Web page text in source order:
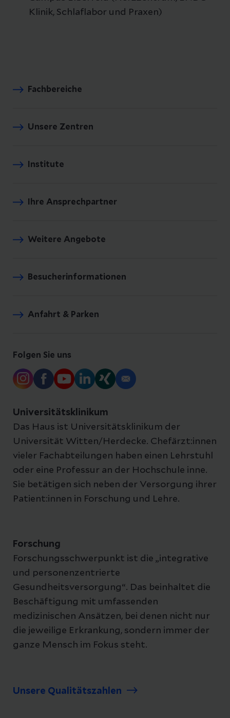
Klinik, Schlaflabor und Praxen)
Fachbereiche
Unsere Zentren
Institute
Ihre Ansprechpartner
Weitere Angebote
Besucherinformationen
Anfahrt & Parken
Folgen Sie uns
Universitätsklinikum
Das Haus ist Universitätsklinikum der
Universität Witten/Herdecke. Chefärzt:innen
vieler Fachabteilungen haben einen Lehrstuhl
oder eine Professur an der Hochschule inne.
Sie betätigen sich neben der Versorgung ihrer
Patient:innen in Forschung und Lehre.
Forschung
Forschungsschwerpunkt ist die „integrative
und personenzentrierte
Gesundheitsversorgung“. Das beinhaltet die
Beschäftigung mit umfassenden
medizinischen Ansätzen, bei denen nicht nur
die jeweilige Erkrankung, sondern immer der
ganze Mensch im Fokus steht.
Unsere Qualitätszahlen